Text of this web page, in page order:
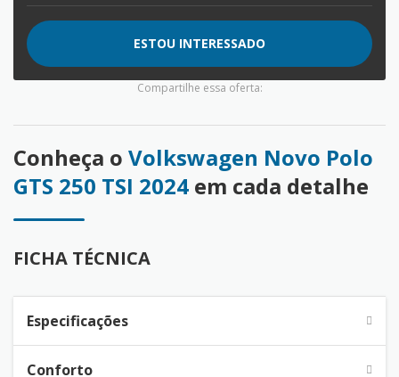
ESTOU INTERESSADO
Compartilhe essa oferta:
Conheça o Volkswagen Novo Polo
GTS 250 TSI 2024 em cada detalhe
FICHA TÉCNICA
Especificações
Conforto